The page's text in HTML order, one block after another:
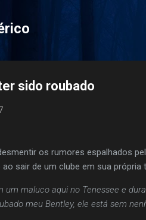
sido roubado
os rumores espalhados
sair de um clube em sua própria
um maluco aqui no Tenessee e
meu Bentley, ele está sem